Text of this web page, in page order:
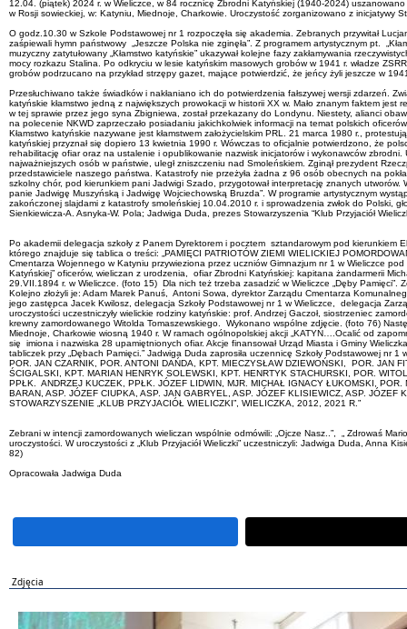
12.04. (piątek) 2024 r. w Wieliczce, w 84 rocznicę Zbrodni Katyńskiej (1940-2024)
w Rosji sowieckiej, w: Katyniu, Miednoje, Charkowie. Uroczystość zorganizowano z inicjatywy
O godz.10.30 w Szkole Podstawowej nr 1 rozpoczęła się akademia. Zebranych przywitał
zaśpiewali hymn państwowy „Jeszcze Polska nie zginęła”. Z programem artystycznym pt.
muzyczny zatytułowany „Kłamstwo katyńskie” ukazywał kolejne fazy zakłamywania
mocy rozkazu Stalina. Po odkryciu w lesie katyńskim masowych grobów w 1941 r. władze
grobów podrzucano na przykład strzępy gazet, mające potwierdzić, że jeńcy żyli jeszcze w
Przesłuchiwano także świadków i nakłaniano ich do potwierdzenia fałszywej wersji zdarzeń.
katyńskie kłamstwo jedną z największych prowokacji w historii XX w. Mało znanym faktem
w tej sprawie przez jego syna Zbigniewa, został przekazany do Londynu. Niestety, alianci
na polecenie NKWD zaprzeczało posiadaniu jakichkolwiek informacji na temat polskich
Kłamstwo katyńskie nazywane jest kłamstwem założycielskim PRL. 21 marca 1980 r.,
katyńskiej przyznał się dopiero 13 kwietnia 1990 r. Wówczas to oficjalnie potwierdzono, że
rehabilitację ofiar oraz na ustalenie i opublikowanie nazwisk inicjatorów i wykonawców
najważniejszych osób w państwie, uległ zniszczeniu nad Smoleńskiem. Zginął prezydent
przedstawiciele naszego państwa. Katastrofy nie przeżyła żadna z 96 osób obecnych na
szkolny chór, pod kierunkiem pani Jadwigi Szado, przygotował interpretację znanych utworów.
panie Jadwigę Muszyńską i Jadwigę Wojciechowską Bruzda”. W programie artystycznym
zakończonej slajdami z katastrofy smoleńskiej 10.04.2010 r. i sprowadzenia zwłok do Polski,
Sienkiewicza-A. Asnyka-W. Pola; Jadwiga Duda, prezes Stowarzyszenia “Klub Przyjaciół
Po akademii delegacja szkoły z Panem Dyrektorem i pocztem sztandarowym pod
którego znajduje się tablica o treści: „PAMIĘCI PATRIOTÓW ZIEMI WIELICKIEJ
Cmentarza Wojennego w Katyniu przywieziona przez uczniów Gimnazjum nr 1 w Wieliczce
Katyńskiej” oficerów, wieliczan z urodzenia, ofiar Zbrodni Katyńskiej: kapitana żandarmerii
29.VII.1894 r. w Wieliczce. (foto 15) Dla nich też trzeba zasadzić w Wieliczce „Dęby
Kolejno złożyli je: Adam Marek Panuś, Antoni Sowa, dyrektor Zarządu Cmentarza
jego zastępca Jacek Kwilosz, delegacja Szkoły Podstawowej nr 1 w Wieliczce, delegacja
uroczystości uczestniczyły wielickie rodziny katyńskie: prof. Andrzej Gaczoł, siostrzeniec
krewny zamordowanego Witolda Tomaszewskiego. Wykonano wspólne zdjęcie. (foto 76)
Miednoje, Charkowie wiosną 1940 r. W ramach ogólnopolskiej akcji „KATYŃ….Ocalić od
się imiona i nazwiska 28 upamiętnionych ofiar. Akcje finansował Urząd Miasta i Gminy
tabliczek przy „Dębach Pamięci.” Jadwiga Duda zaprosiła uczennicę Szkoły Podstawowej nr
POR. JAN CZARNIK, POR. ANTONI DAŃDA, KPT. MIECZYSŁAW DZIEWOŃSKI, POR. JAN
ŚCIGALSKI, KPT. MARIAN HENRYK SOLEWSKI, KPT. HENRTYK STACHURSKI, POR.
PPŁK. ANDRZEJ KUCZEK, PPŁK. JÓZEF LIDWIN, MJR. MICHAŁ IGNACY ŁUKOMSKI,
BARAN, ASP. JÓZEF CIUPKA, ASP. JAN GABRYEL, ASP. JÓZEF KLISIEWICZ, ASP.
STOWARZYSZENIE „KLUB PRZYJACIÓŁ WIELICZKI”, WIELICZKA, 2012, 2021 R.”
Zebrani w intencji zamordowanych wieliczan wspólnie odmówili: „Ojcze Nasz..”, „ Zdrowaś
uroczystości. W uroczystości z „Klub Przyjaciół Wieliczki” uczestniczyli: Jadwiga Duda,
82)
Opracowała Jadwiga Duda
Zdjęcia